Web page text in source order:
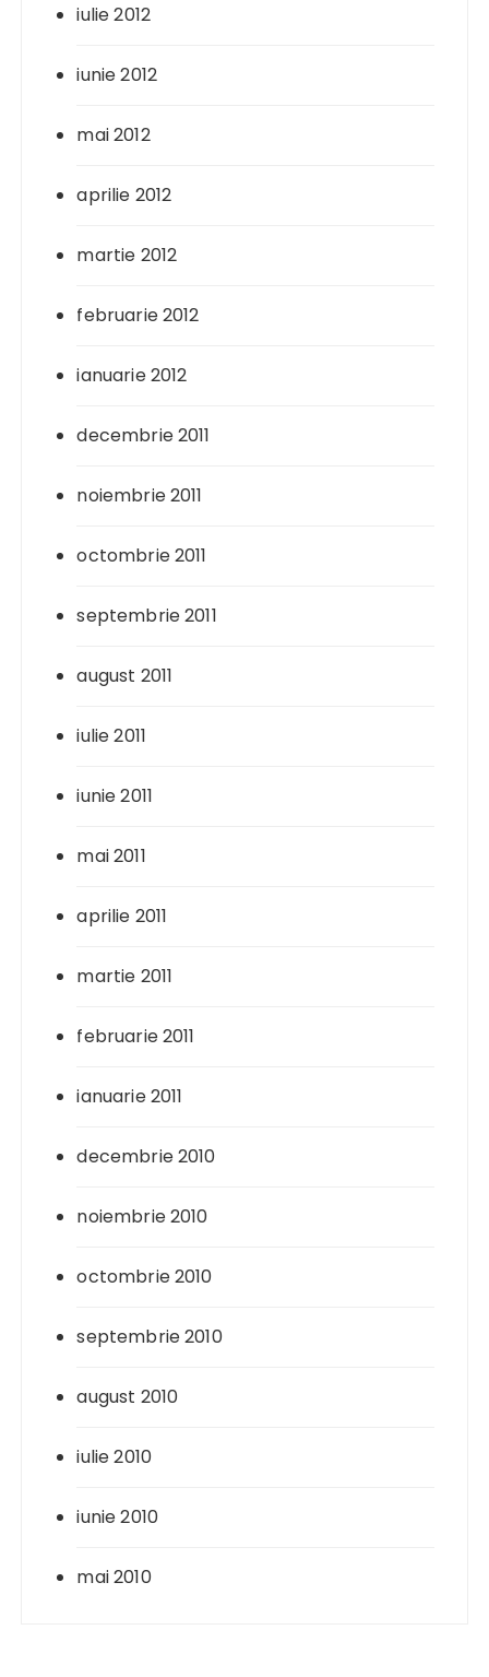
iulie 2012
iunie 2012
mai 2012
aprilie 2012
martie 2012
februarie 2012
ianuarie 2012
decembrie 2011
noiembrie 2011
octombrie 2011
septembrie 2011
august 2011
iulie 2011
iunie 2011
mai 2011
aprilie 2011
martie 2011
februarie 2011
ianuarie 2011
decembrie 2010
noiembrie 2010
octombrie 2010
septembrie 2010
august 2010
iulie 2010
iunie 2010
mai 2010